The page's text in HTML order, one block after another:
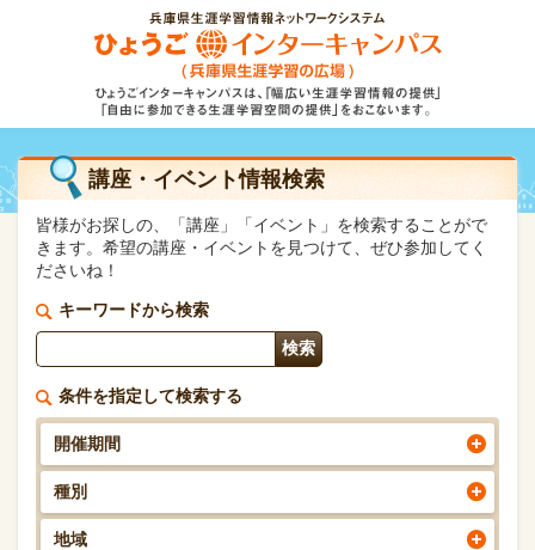
講座・イベント情報検索
皆様がお探しの、「講座」「イベント」を検索することがで
きます。希望の講座・イベントを見つけて、ぜひ参加してく
ださいね！
キーワードから検索
条件を指定して検索する
開催期間
種別
地域